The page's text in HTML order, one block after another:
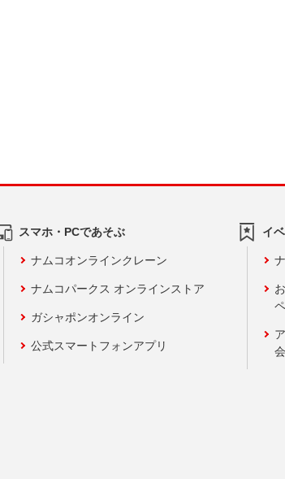
スマホ・PCであそぶ
ナムコオンラインクレーン
ナムコパークス オンラインストア
ガシャポンオンライン
公式スマートフォンアプリ
イ